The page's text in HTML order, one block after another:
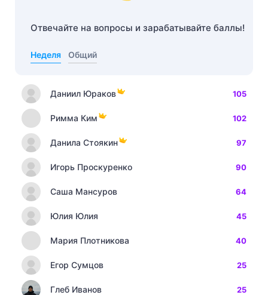
Отвечайте на вопросы и зарабатывайте баллы!
Неделя Общий
Даниил Юраков 105
Римма Ким 102
Данила Стоякин 97
Игорь Проскуренко 90
Саша Мансуров 64
Юлия Юлия 45
Мария Плотникова 40
Егор Сумцов 25
Глеб Иванов 25